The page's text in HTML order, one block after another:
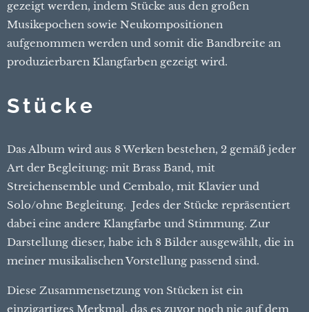
gezeigt werden, indem Stücke aus den großen
Musikepochen sowie Neukompositionen
aufgenommen werden und somit die Bandbreite an
produzierbaren Klangfarben gezeigt wird.
Stücke
Das Album wird aus 8 Werken bestehen, 2 gemäß jeder
Art der Begleitung: mit Brass Band, mit
Streichensemble und Cembalo, mit Klavier und
Solo/ohne Begleitung. Jedes der Stücke repräsentiert
dabei eine andere Klangfarbe und Stimmung. Zur
Darstellung dieser, habe ich 8 Bilder ausgewählt, die in
meiner musikalischen Vorstellung passend sind.
Diese Zusammensetzung von Stücken ist ein
einzigartiges Merkmal, das es zuvor noch nie auf dem